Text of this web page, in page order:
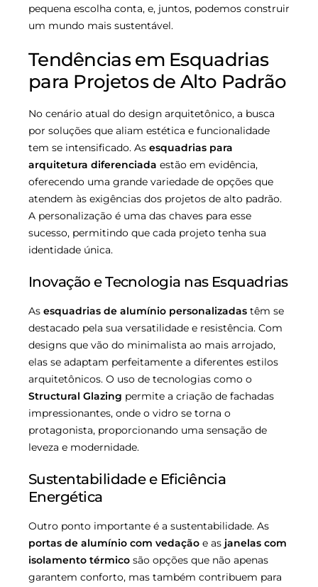
pequena escolha conta, e, juntos, podemos construir
um mundo mais sustentável.
Tendências em Esquadrias
para Projetos de Alto Padrão
No cenário atual do design arquitetônico, a busca
por soluções que aliam estética e funcionalidade
tem se intensificado. As esquadrias para
arquitetura diferenciada estão em evidência,
oferecendo uma grande variedade de opções que
atendem às exigências dos projetos de alto padrão.
A personalização é uma das chaves para esse
sucesso, permitindo que cada projeto tenha sua
identidade única.
Inovação e Tecnologia nas Esquadrias
As esquadrias de alumínio personalizadas têm se
destacado pela sua versatilidade e resistência. Com
designs que vão do minimalista ao mais arrojado,
elas se adaptam perfeitamente a diferentes estilos
arquitetônicos. O uso de tecnologias como o
Structural Glazing permite a criação de fachadas
impressionantes, onde o vidro se torna o
protagonista, proporcionando uma sensação de
leveza e modernidade.
Sustentabilidade e Eficiência
Energética
Outro ponto importante é a sustentabilidade. As
portas de alumínio com vedação e as janelas com
isolamento térmico são opções que não apenas
garantem conforto, mas também contribuem para